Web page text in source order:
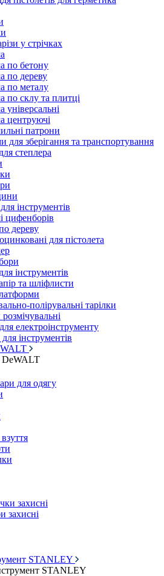
у стрічках
по бетону
по дереву
по металу
по склу та плитці
універсальні
центруючі
патрони
для зберігання та транспортування
степлера
інструментів
цифенборів
дереву
для пістолета
інструментів
та шліфлисти
полірувальні тарілки
електроінструменту
інструментів
DeWALT
для одягу
захисні
захисні
STANLEY
STANLEY